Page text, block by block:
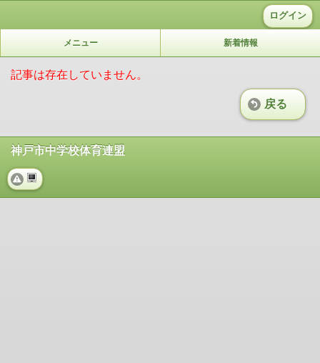
ログイン
メニュー 新着情報
記事は存在していません。
戻る
神戸市中学校体育連盟